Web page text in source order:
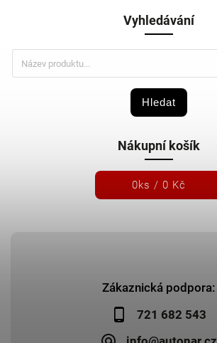
Zákaznická podpora:
721 682 543
Vyhledávání
Hledat
Nákupní košík
0ks / 0 Kč